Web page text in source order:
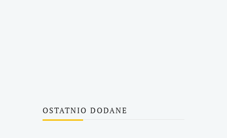
OSTATNIO DODANE